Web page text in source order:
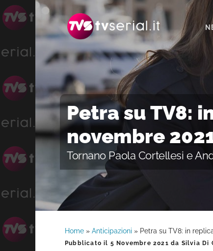
Passa
alla
navigazione
primaria
Passa
al
contenuto
principale
Passa
alla
barra
laterale
primaria
Petra su TV8:
novembre
Tornano Paola Cortellesi e
Home » Anticipazioni » Petra su TV8: in
Pubblicato il 5 Novembre 2021 da Silvia Di
Barra